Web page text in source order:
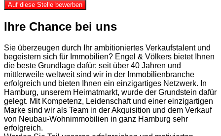
Auf diese Stelle bewerben
Ihre Chance bei uns
Sie überzeugen durch Ihr ambitioniertes Verkaufstalent und
begeistern sich für Immobilien? Engel & Völkers bietet Ihnen
die beste Grundlage dafür: seit über 40 Jahren und
mittlerweile weltweit sind wir in der Immobilienbranche
erfolgreich und bieten Ihnen ein einzigartiges Netzwerk. In
Hamburg, unserem Heimatmarkt, wurde der Grundstein dafür
gelegt. Mit Kompetenz, Leidenschaft und einer einzigartigen
Marke sind wir als Team in der Akquisition und dem Verkauf
von Neubau-Wohnimmobilien in ganz Hamburg sehr
erfolgreich.